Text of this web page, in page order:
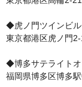
◆虎ノ門ツインビル
東京都港区虎ノ門
◆博多サテライトオ
福岡県博多区博多